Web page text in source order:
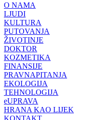
O NAMA
LJUDI
KULTURA
PUTOVANJA
ŽIVOTINJE
DOKTOR
KOZMETIKA
FINANSIJE
PRAVNAPITANJA
EKOLOGIJA
TEHNOLOGIJA
eUPRAVA
HRANA KAO LIJEK
KONTAKT